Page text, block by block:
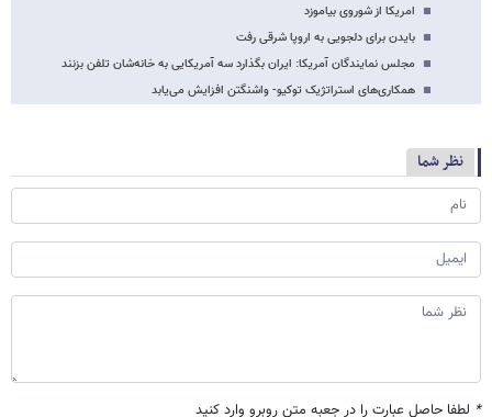
امریکا از شوروی بیاموزد
بایدن برای دلجویی به اروپا شرقی رفت
مجلس نمایندگان آمریکا: ایران بگذارد سه آمریکایی به خانه‌شان تلفن بزنند
همکاری‌های استراتژیک توکیو- واشنگتن افزایش می‌یابد
نظر شما
* لطفا حاصل عبارت را در جعبه متن روبرو وارد کنید